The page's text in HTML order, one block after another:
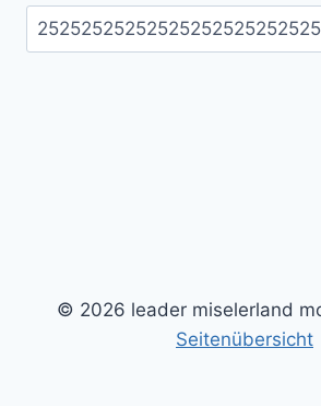
Suchen
nach:
© 2026 leader miselerland
Seitenübersicht